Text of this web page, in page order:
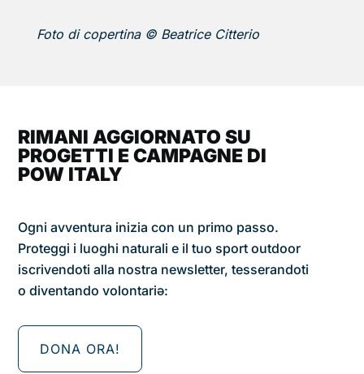
Foto di copertina © Beatrice Citterio
RIMANI AGGIORNATO SU
PROGETTI E CAMPAGNE DI
POW ITALY
Ogni avventura inizia con un primo passo.
Proteggi i luoghi naturali e il tuo sport outdoor
iscrivendoti alla nostra newsletter, tesserandoti
o diventando volontariǝ:
DONA ORA!